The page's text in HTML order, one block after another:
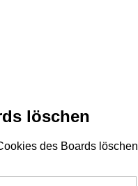
löschen
des Boards löschen